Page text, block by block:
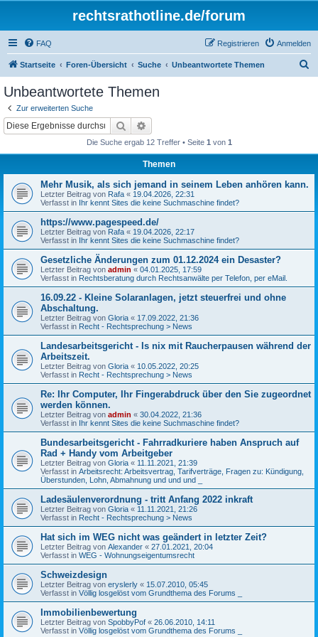
rechtsrathotline.de/forum
FAQ Anmelden
Registrieren
Startseite Foren-Übersicht Suche Unbeantwortete Themen
Unbeantwortete Themen
Zur erweiterten Suche
Suche
Die Suche ergab 12 Treffer • Seite 1 von 1
Themen
Mehr Musik, als sich jemand in seinem Leben anhören kann.
Letzter Beitrag von Rafa « 19.04.2026, 22:31
Verfasst in Ihr kennt Sites die keine Suchmaschine findet?
https://www.pagespeed.de/
Letzter Beitrag von Rafa « 19.04.2026, 22:17
Verfasst in Ihr kennt Sites die keine Suchmaschine findet?
Gesetzliche Änderungen zum 01.12.2024 ein Desaster?
Letzter Beitrag von admin « 04.01.2025, 17:59
Verfasst in Rechtsberatung durch Rechtsanwälte per Telefon, per eMail.
16.09.22 - Kleine Solaranlagen, jetzt steuerfrei und ohne
Abschaltung.
Letzter Beitrag von Gloria « 17.09.2022, 21:36
Verfasst in Recht - Rechtsprechung > News
Landesarbeitsgericht - Is nix mit Raucherpausen während der
Arbeitszeit.
Letzter Beitrag von Gloria « 10.05.2022, 20:25
Verfasst in Recht - Rechtsprechung > News
Re: Ihr Computer, Ihr Fingerabdruck über den Sie zugeordnet
werden können.
Letzter Beitrag von admin « 30.04.2022, 21:36
Verfasst in Ihr kennt Sites die keine Suchmaschine findet?
Bundesarbeitsgericht - Fahrradkuriere haben Anspruch auf
Rad + Handy vom Arbeitgeber
Letzter Beitrag von Gloria « 11.11.2021, 21:39
Verfasst in Arbeitsrecht: Arbeitsvertrag, Tarifverträge, Fragen zu: Kündigung,
Überstunden, Lohn, Abmahnung und und und _
Ladesäulenverordnung - tritt Anfang 2022 inkraft
Letzter Beitrag von Gloria « 11.11.2021, 21:26
Verfasst in Recht - Rechtsprechung > News
Hat sich im WEG nicht was geändert in letzter Zeit?
Letzter Beitrag von Alexander « 27.01.2021, 20:04
Verfasst in WEG - Wohnungseigentumsrecht
Schweizdesign
Letzter Beitrag von eryslerly « 15.07.2010, 05:45
Verfasst in Völlig losgelöst vom Grundthema des Forums _
Immobilienbewertung
Letzter Beitrag von SpobbyPof « 26.06.2010, 14:11
Verfasst in Völlig losgelöst vom Grundthema des Forums _